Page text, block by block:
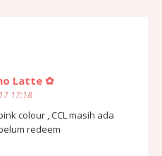
Latte ✿
17:18
colour , CCL masih ada
redeem